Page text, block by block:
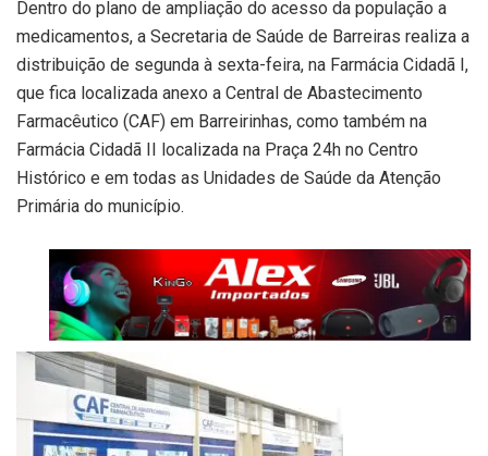
Dentro do plano de ampliação do acesso da população a
medicamentos, a Secretaria de Saúde de Barreiras realiza a
distribuição de segunda à sexta-feira, na Farmácia Cidadã I,
que fica localizada anexo a Central de Abastecimento
Farmacêutico (CAF) em Barreirinhas, como também na
Farmácia Cidadã II localizada na Praça 24h no Centro
Histórico e em todas as Unidades de Saúde da Atenção
Primária do município.